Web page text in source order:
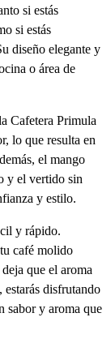
si estás
si estás
diseño elegante y
o área de
Cafetera Primula
lo que resulta en
el mango
y el vertido sin
y estilo.
y rápido.
café molido
que el aroma
disfrutando
sabor y aroma que